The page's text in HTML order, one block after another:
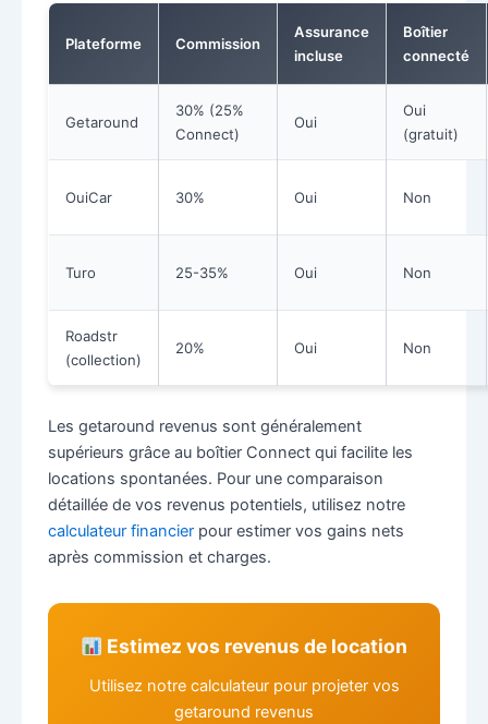
Plateforme Commission
Assurance
incluse
Boîtier
connecté
Getaround
30% (25%
Connect)
Oui
Oui
(gratuit)
OuiCar 30% Oui Non
Turo 25-35% Oui Non
Roadstr
(collection)
20% Oui Non
Les getaround revenus sont généralement
supérieurs grâce au boîtier Connect qui facilite les
locations spontanées. Pour une comparaison
détaillée de vos revenus potentiels, utilisez notre
calculateur financierpour estimer vos gains nets
après commission et charges.
Estimez vos revenus de location
Utilisez notre calculateur pour projeter vos
getaround revenus